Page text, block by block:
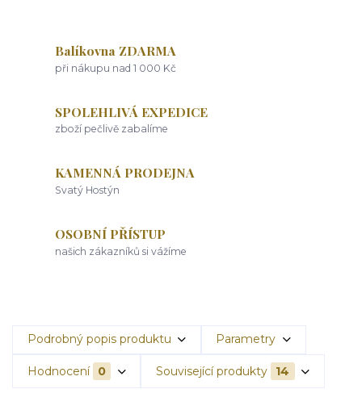
Balíkovna ZDARMA
při nákupu nad 1 000 Kč
SPOLEHLIVÁ EXPEDICE
zboží pečlivě zabalíme
KAMENNÁ PRODEJNA
Svatý Hostýn
OSOBNÍ PŘÍSTUP
našich zákazníků si vážíme
Podrobný popis produktu Parametry
Hodnocení 0 Související produkty 14